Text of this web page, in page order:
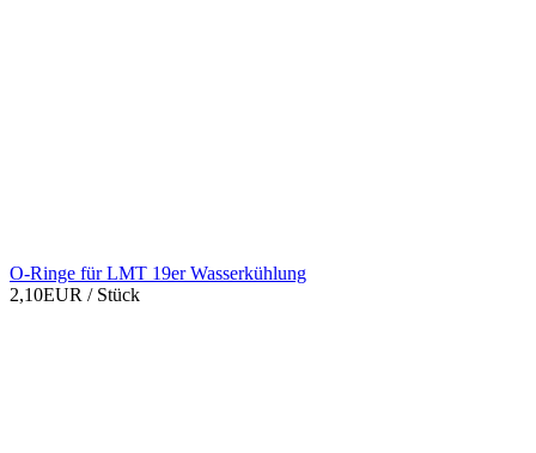
O-Ringe für LMT 19er Wasserkühlung
2,10EUR / Stück